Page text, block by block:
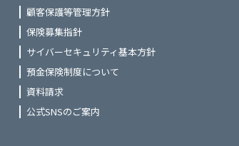
顧客保護等管理方針
保険募集指針
サイバーセキュリティ基本方針
預金保険制度について
資料請求
公式SNSのご案内